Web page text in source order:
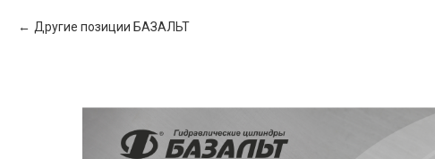
Другие позиции БАЗАЛЬТ